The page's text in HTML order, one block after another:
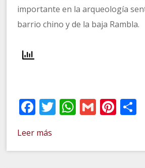
importante en la arqueología
barrio chino y de la baja Rambla.
Facebook
Twitter
WhatsApp
Gmail
Leer más